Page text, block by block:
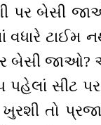
પર બેસી
ટાઈમ
બેસી જાઓ?
સીટ
ખુરશી તો